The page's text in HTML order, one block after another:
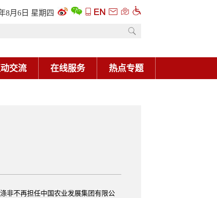
8月6日 星期四
交流 在线服务 热点专题
非不再担任中国农业发展集团有限公